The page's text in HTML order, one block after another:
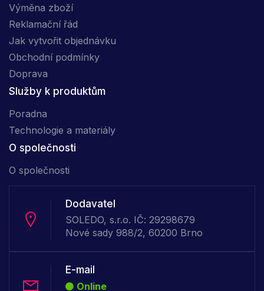
Výměna zboží
Reklamační řád
Jak vytvořit objednávku
Obchodní podmínky
Doprava
Služby k produktům
Poradna
Technologie a materiály
O společnosti
O společnosti
Dodavatel
SOLEDO, s.r.o. IČ: 29298679
Nové sady 988/2, 60200 Brno
E-mail
Online